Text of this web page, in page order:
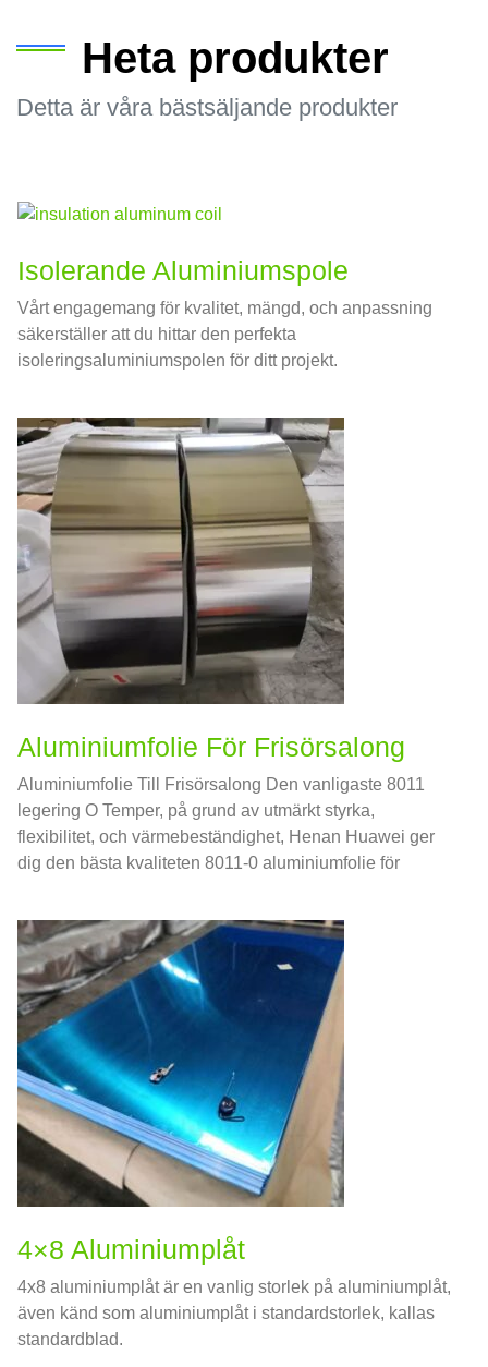
Heta produkter
Detta är våra bästsäljande produkter
Isolerande Aluminiumspole
Vårt engagemang för kvalitet, mängd, och anpassning
säkerställer att du hittar den perfekta
isoleringsaluminiumspolen för ditt projekt.
Aluminiumfolie För Frisörsalong
Aluminiumfolie Till Frisörsalong Den vanligaste 8011
legering O Temper, på grund av utmärkt styrka,
flexibilitet, och värmebeständighet, Henan Huawei ger
dig den bästa kvaliteten 8011-0 aluminiumfolie för
4×8 Aluminiumplåt
4x8 aluminiumplåt är en vanlig storlek på aluminiumplåt,
även känd som aluminiumplåt i standardstorlek, kallas
standardblad.